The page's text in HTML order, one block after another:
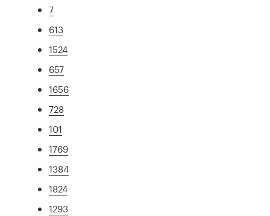
7
613
1524
657
1656
728
101
1769
1384
1824
1293